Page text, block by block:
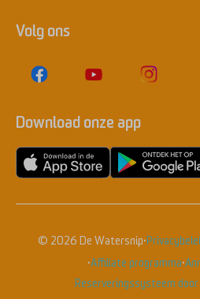
Volg ons
Download onze app
© 2026 De Watersnip·
·Affiliate programma·
Reserveringssysteem door